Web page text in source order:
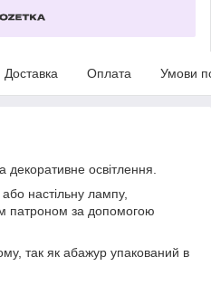
Доставка Оплата Умови
декоративне освітлення.
настільну лампу,
патроном за допомогою
так як абажур упакований в